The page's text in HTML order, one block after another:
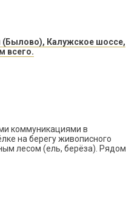
(Былово), Калужское шоссе,
всего.
коммуникациями в
на берегу живописного
лесом (ель, берёза). Рядом